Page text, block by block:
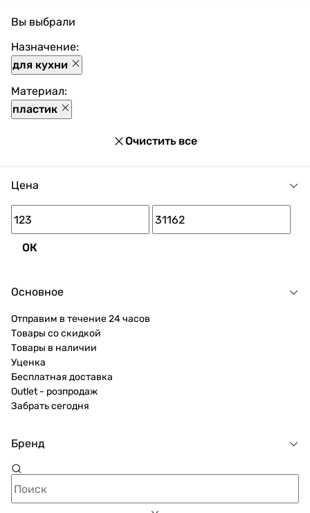
способы оплаты, покупка в кредит и множество
акций и скидок для каждого покупателя.
Вы выбрали
Назначение:
для кухни
Материал:
пластик
Очистить все
Цена
ОК
Основное
Отправим в течение 24 часов
Товары со скидкой
Товары в наличии
Уценка
Бесплатная доставка
Outlet - розпродаж
Забрать сегодня
Бренд